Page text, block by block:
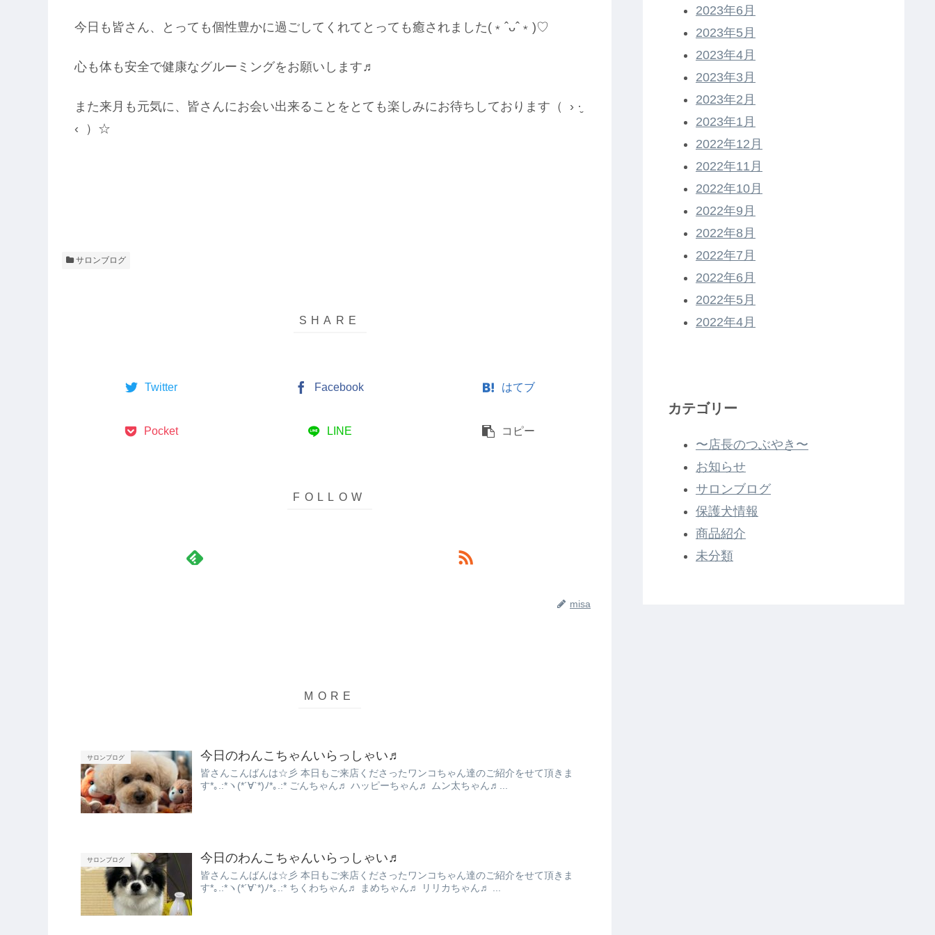
今日も皆さん、とっても個性豊かに過ごしてくれてとっても癒されました(﹡ˆᴗˆ﹡)♡
心も体も安全で健康なグルーミングをお願いします♬
また来月も元気に、皆さんにお会い出来ることをとても楽しみにお待ちしております（ › ·̮
‹ ）☆
サロンブログ
Twitter Facebook はてブ
Pocket LINE コピー
misa
サロンブログ 今日のわんこちゃんいらっしゃい♬
皆さんこんばんは☆彡 本日もご来店くださったワンコちゃん達のご紹介をせて頂きま
す*｡.:*ヽ(*´∀︎`*)ﾉ*｡.:* ごんちゃん♬ ハッピーちゃん♬ ムン太ちゃん♬...
サロンブログ 今日のわんこちゃんいらっしゃい♬
皆さんこんばんは☆彡 本日もご来店くださったワンコちゃん達のご紹介をせて頂きま
す*｡.:*ヽ(*´∀︎`*)ﾉ*｡.:* ちくわちゃん♬ まめちゃん♬ リリカちゃん♬ ...
2023年6月
2023年5月
2023年4月
2023年3月
2023年2月
2023年1月
2022年12月
2022年11月
2022年10月
2022年9月
2022年8月
2022年7月
2022年6月
2022年5月
2022年4月
カテゴリー
〜店長のつぶやき〜
お知らせ
サロンブログ
保護犬情報
商品紹介
未分類